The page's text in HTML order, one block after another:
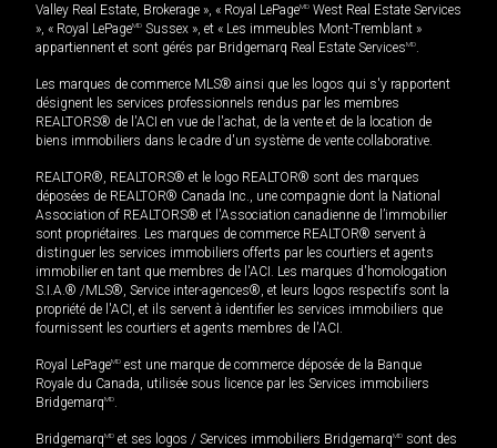
Valley Real Estate, Brokerage », « Royal LePageMD West Real Estate Services
», « Royal LePageMD Sussex », et « Les immeubles Mont-Tremblant »
appartiennent et sont gérés par Bridgemarq Real Estate ServicesMD.
Les marques de commerce MLS® ainsi que les logos qui s'y rapportent
désignent les services professionnels rendus par les membres
REALTORS® de l'ACI en vue de l'achat, de la vente et de la location de
biens immobiliers dans le cadre d'un système de vente collaborative.
REALTOR®, REALTORS® et le logo REALTOR® sont des marques
déposées de REALTOR® Canada Inc., une compagnie dont la National
Association of REALTORS® et l'Association canadienne de l’immobilier
sont propriétaires. Les marques de commerce REALTOR® servent à
distinguer les services immobiliers offerts par les courtiers et agents
immobilier en tant que membres de l'ACI. Les marques d'homologation
S.I.A.® /MLS®, Service inter-agences®, et leurs logos respectifs sont la
propriété de l'ACI, et ils servent à identifier les services immobiliers que
fournissent les courtiers et agents membres de l'ACI.
Royal LePageMD est une marque de commerce déposée de la Banque
Royale du Canada, utilisée sous licence par les Services immobiliers
BridgemarqMD.
BridgemarqMD et ses logos / Services immobiliers BridgemarqMD sont des